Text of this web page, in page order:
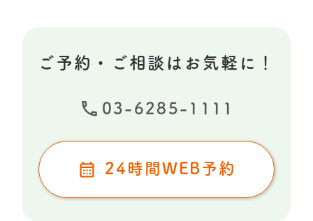
ご予約・ご相談はお気軽に！
03-6285-1111
24時間WEB予約